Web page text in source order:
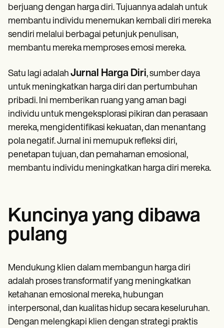
berjuang dengan harga diri. Tujuannya adalah untuk
membantu individu menemukan kembali diri mereka
sendiri melalui berbagai petunjuk penulisan,
membantu mereka memproses emosi mereka.
Satu lagi adalah Jurnal Harga Diri, sumber daya
untuk meningkatkan harga diri dan pertumbuhan
pribadi. Ini memberikan ruang yang aman bagi
individu untuk mengeksplorasi pikiran dan perasaan
mereka, mengidentifikasi kekuatan, dan menantang
pola negatif. Jurnal ini memupuk refleksi diri,
penetapan tujuan, dan pemahaman emosional,
membantu individu meningkatkan harga diri mereka.
Kuncinya yang dibawa
pulang
Mendukung klien dalam membangun harga diri
adalah proses transformatif yang meningkatkan
ketahanan emosional mereka, hubungan
interpersonal, dan kualitas hidup secara keseluruhan.
Dengan melengkapi klien dengan strategi praktis